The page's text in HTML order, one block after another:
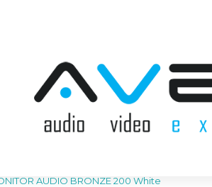
BRONZE 200 White Grīdas
AUDIO BRONZE 200 White